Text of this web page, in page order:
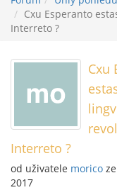
Cxu Esperanto
Interreto ?
Cxu
Interreto ?
od uživatele morico
2017